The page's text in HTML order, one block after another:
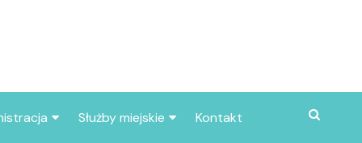
Służby miejskie Kontakt